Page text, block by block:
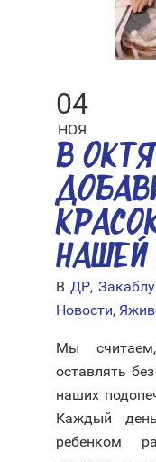
04
НОЯ
В
НАШЕЙ
В ДР,
Новости,
Мы
оставлять
наших
Каждый
ребенком